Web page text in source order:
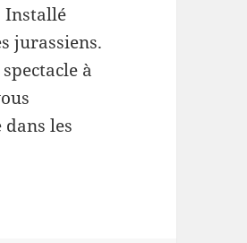
Installé
jurassiens.
à
les